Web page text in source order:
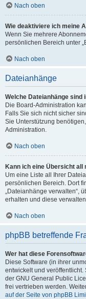
Nach oben
Wie deaktiviere ich meine
Wenn Sie mehrere
persönlichen Bereich unter
Nach oben
Dateianhänge
Welche Dateianhänge sind
Die Board-Administration
Falls Sie sich nicht sicher
Sie Unterstützung
Administration.
Nach oben
Kann ich eine Übersicht
Um eine Liste all Ihrer
persönlichen Bereich. Dort
„Dateianhänge verwalten“,
erhalten und diese
Nach oben
phpBB betreffende
Wer hat diese
Diese Software (in ihrer
entwickelt und
der GNU General Public
frei vertrieben werden.
auf der Seite von phpBB